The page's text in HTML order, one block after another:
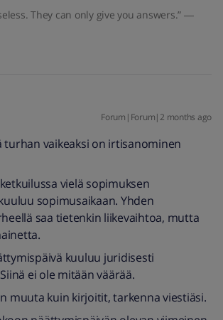
They can only give you answers.” ―
Forum|Forum|2 months ago
turhan vaikeaksi on irtisanominen
vielä sopimuksen
sopimusaikaan. Yhden
saa tietenkin liikevaihtoa, mutta
kuuluu juridisesti
ei ole mitään väärää.
muuta kuin kirjoitit, tarkenna viestiäsi.